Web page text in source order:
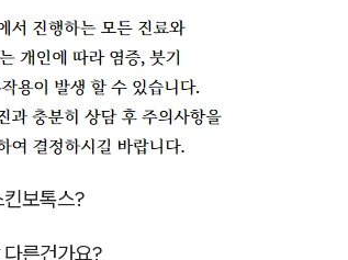
보톡스?
른건가요?